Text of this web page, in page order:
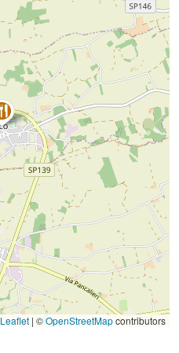
Leaflet | ©OpenStreetMapcontributors